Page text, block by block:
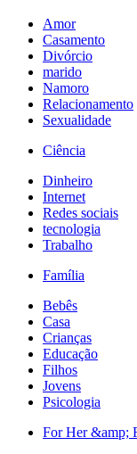
Amor
Casamento
Divórcio
marido
Namoro
Relacionamento
Sexualidade
Ciência
Dinheiro
Internet
Redes sociais
tecnologia
Trabalho
Família
Bebês
Casa
Crianças
Educação
Filhos
Jovens
Psicologia
For Her &amp;